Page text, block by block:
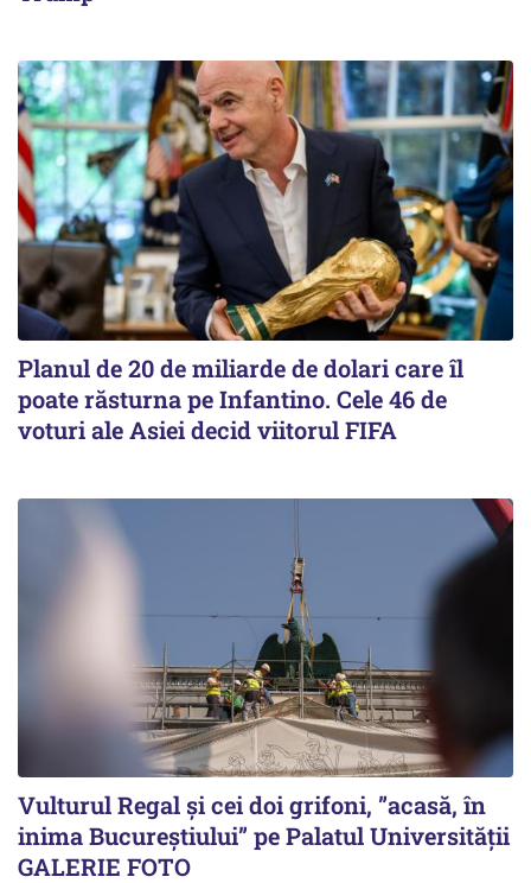
Planul de 20 de miliarde de dolari care îl
poate răsturna pe Infantino. Cele 46 de
voturi ale Asiei decid viitorul FIFA
Vulturul Regal și cei doi grifoni, ”acasă, în
inima Bucureștiului” pe Palatul Universității
GALERIE FOTO